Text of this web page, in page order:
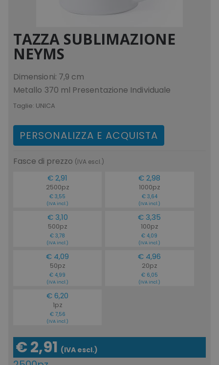
TAZZA SUBLIMAZIONE
NEYMS
Dimensioni: 7,9 cm
Metallo 370 ml Presentazione Individuale
Taglie: UNICA
PERSONALIZZA E ACQUISTA
Fasce di prezzo (IVA escl.)
€ 2,91
2500pz
€ 3,55
(IVA incl.)
€ 2,98
1000pz
€ 3,64
(IVA incl.)
€ 3,10
500pz
€ 3,78
(IVA incl.)
€ 3,35
100pz
€ 4,09
(IVA incl.)
€ 4,09
50pz
€ 4,99
(IVA incl.)
€ 4,96
20pz
€ 6,05
(IVA incl.)
€ 6,20
1pz
€ 7,56
(IVA incl.)
€ 2,91 (IVA escl.)